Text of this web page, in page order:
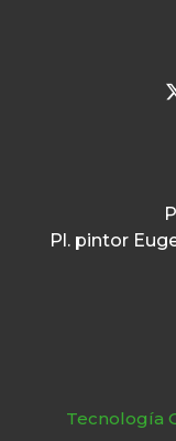
Pl. pintor
Tecnología